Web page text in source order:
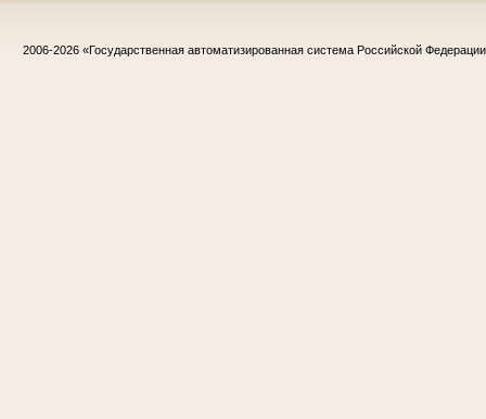
2006-2026 «Государственная автоматизированная система Российской